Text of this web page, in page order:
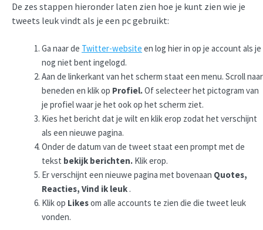
De zes stappen hieronder laten zien hoe je kunt zien wie je
tweets leuk vindt als je een pc gebruikt:
Ga naar de Twitter-website en log hier in op je account als je
nog niet bent ingelogd.
Aan de linkerkant van het scherm staat een menu. Scroll naar
beneden en klik op Profiel.Of selecteer het pictogram van
je profiel waar je het ook op het scherm ziet.
Kies het bericht dat je wilt en klik erop zodat het verschijnt
als een nieuwe pagina.
Onder de datum van de tweet staat een prompt met de
tekst bekijk berichten. Klik erop.
Er verschijnt een nieuwe pagina met bovenaan Quotes,
Reacties, Vind ik leuk .
Klik op Likesom alle accounts te zien die die tweet leuk
vonden.